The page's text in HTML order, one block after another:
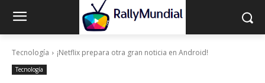
Tecnología ¡Netflix prepara otra gran noticia en Android!
Tecnología